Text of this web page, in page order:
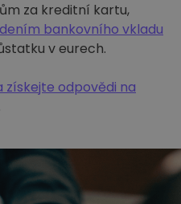
za kreditní kartu,
bankovního vkladu
v eurech.
získejte odpovědi na